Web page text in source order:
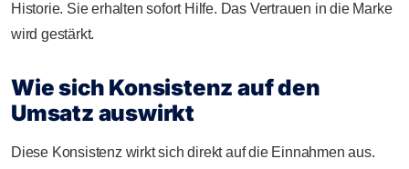
Historie. Sie erhalten sofort Hilfe. Das Vertrauen in die Marke
wird gestärkt.
Wie sich Konsistenz auf den
Umsatz auswirkt
Diese Konsistenz wirkt sich direkt auf die Einnahmen aus.